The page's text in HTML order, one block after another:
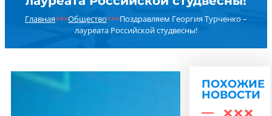
ДОПОБРАЗОВАНИЕ
ОБ УНИВЕРСИТЕТЕ
НОВОСТИ
РЕЗУЛЬТАТ ПОИСКА:
Главная×××Общество×××Поздравляем Георгия Турченко –
лауреата Российской студвесны!
ПОХОЖИЕ
НОВОСТИ